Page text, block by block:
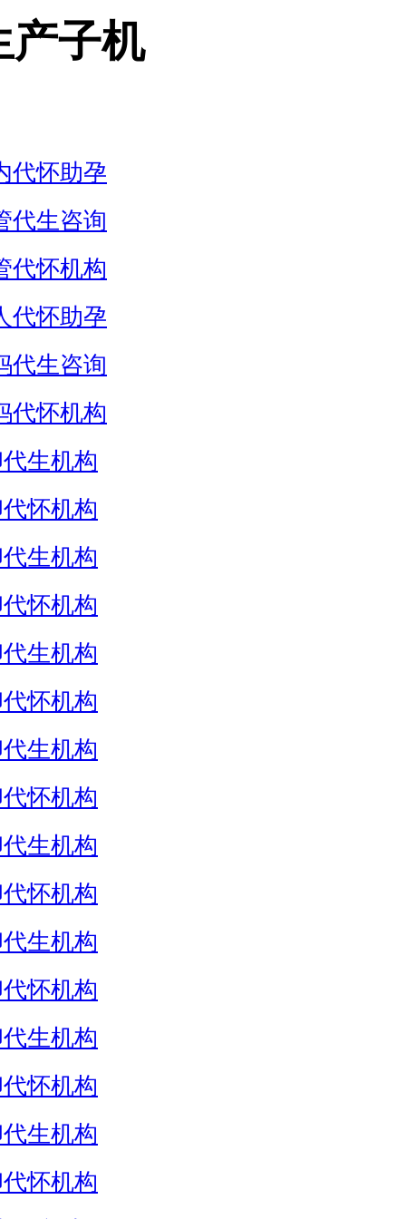
产子机
代怀助孕
代生咨询
代怀机构
代怀助孕
代生咨询
代怀机构
生机构
怀机构
生机构
怀机构
生机构
怀机构
生机构
怀机构
生机构
怀机构
生机构
怀机构
生机构
怀机构
生机构
怀机构